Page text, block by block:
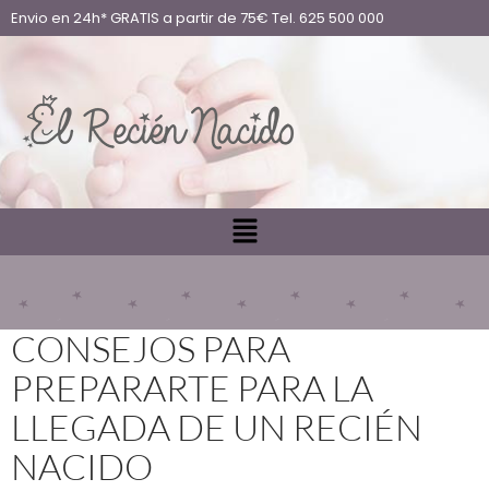
Envio en 24h* GRATIS a partir de 75€ Tel. 625 500 000
CONSEJOS PARA
PREPARARTE PARA LA
LLEGADA DE UN RECIÉN
NACIDO